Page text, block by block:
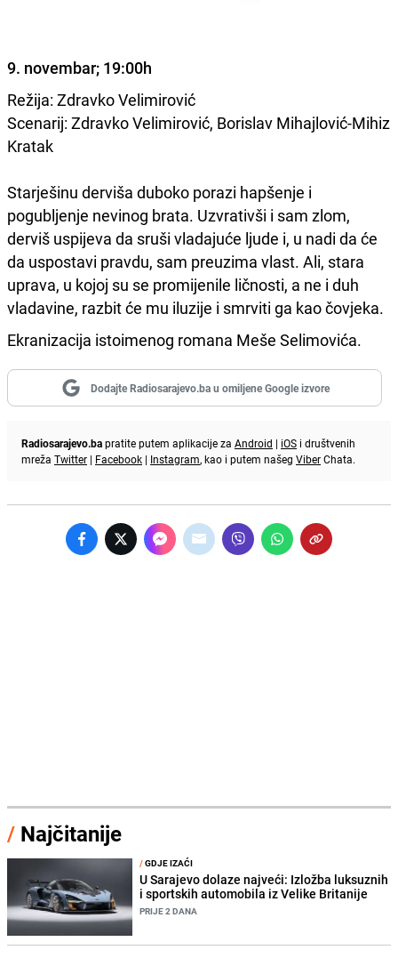
9. novembar; 19:00h
Režija: Zdravko Velimirović
Scenarij: Zdravko Velimirović, Borislav Mihajlović-Mihiz
Kratak
Starješinu derviša duboko porazi hapšenje i
pogubljenje nevinog brata. Uzvrativši i sam zlom,
derviš uspijeva da sruši vladajuće ljude i, u nadi da će
da uspostavi pravdu, sam preuzima vlast. Ali, stara
uprava, u kojoj su se promijenile ličnosti, a ne i duh
vladavine, razbit će mu iluzije i smrviti ga kao čovjeka.
Ekranizacija istoimenog romana Meše Selimovića.
Dodajte Radiosarajevo.ba u omiljene Google izvore
Radiosarajevo.bapratite putem aplikacije za Android | iOS i društvenih
mreža Twitter | Facebook | Instagram, kao i putem našeg ViberChata.
/ Najčitanije
/GDJE IZAĆI
U Sarajevo dolaze najveći: Izložba luksuznih
i sportskih automobila iz Velike Britanije
PRIJE 2 DANA